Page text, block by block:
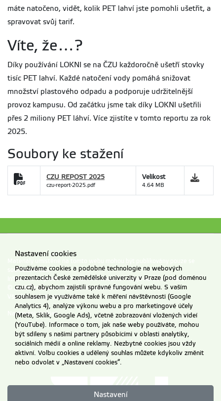
máte natočeno, vidět, kolik PET lahví jste pomohli ušetřit, a
spravovat svůj tarif.
Víte, že…?
Díky používání LOKNI se na ČZU každoročně ušetří stovky
tisíc PET lahví. Každé natočení vody pomáhá snižovat
množství plastového odpadu a podporuje udržitelnější
provoz kampusu. Od začátku jsme tak díky LOKNI ušetřili
přes 2 miliony PET láhví. Více zjistíte v tomto reportu za rok
2025.
Soubory ke stažení
CZU REPOST 2025
czu-report-2025.pdf
Velikost
4.64 MB
souhlasem ČZU.
Informace o zpracování a ochraně osobních údajů na ČZU v Praze.
© 2026 Česká zemědělská univerzita v Praze
Všechna práva vyhrazena
Nastavení cookies
Nastavení cookies
Používáme cookies a podobné technologie na webových
prezentacích České zemědělské univerzity v Praze (pod doménou
czu.cz), abychom zajistili správné fungování webu. S vaším
souhlasem je využíváme také k měření návštěvnosti (Google
Analytics 4), analýze výkonu webu a pro marketingové účely
(Meta, Sklik, Google Ads), včetně zobrazování vložených videí
(YouTube). Informace o tom, jak naše weby používáte, mohou
být sdíleny s našimi partnery působícími v oblasti analytiky,
sociálních médií a online reklamy. Nezbytné cookies jsou vždy
aktivní. Volbu cookies a udělený souhlas můžete kdykoliv změnit
nebo odvolat v „Nastavení cookies“.
Nastavení